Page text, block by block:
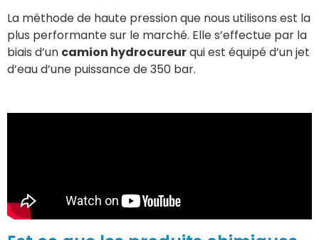
La méthode de haute pression que nous utilisons est la
plus performante sur le marché. Elle s’effectue par la
biais d’un camion hydrocureurqui est équipé d’un jet
d’eau d’une puissance de 350 bar.